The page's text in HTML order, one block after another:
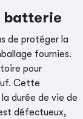
batterie
de protéger la
fournies.
pour
Cette
durée de vie de
défectueux,